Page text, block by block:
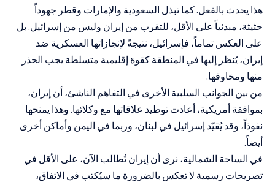
هذا يحدث بالفعل. كما تبذل السعودية والإمارات وقطر جهوداً
حثيثة، مبدئياً على الأقل، للتقرب من إيران وليس من إسرائيل. بل
على العكس تماماً، فإسرائيل، نتيجةً لإنجازاتها العسكرية ضد
إيران، يُنظر إليها في المنطقة كقوة إقليمية متسلطة يجب الحذر
منها ومخاوفها.
من بين الجوانب السلبية الأخرى في التفاهم الناشئ، أن إيران،
بموافقة أمريكية، أعادت توطيد علاقاتها مع وكلائها. وهذا يمنحها
نفوذاً، وقد يُقيّد إسرائيل في لبنان، وربما في اليمن وأماكن أخرى
أيضاً.
في الساحة الشمالية، نرى أن إيران تُطالب الآن، على الأقل في
تصريحات رسمية لا تعكس بالضرورة ما سيُكتب في الاتفاق،